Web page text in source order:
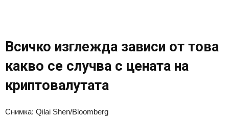
Всичко изглежда зависи от това
какво се случва с цената на
криптовалутата
Снимка: Qilai Shen/Bloomberg